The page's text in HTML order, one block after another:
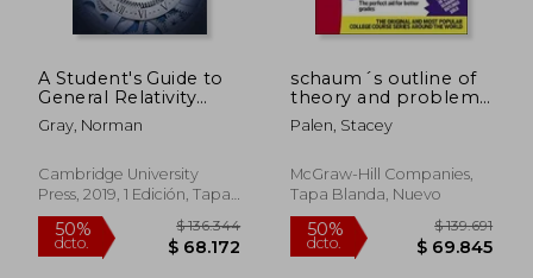
A Student's Guide to
General Relativity
(Student's Guides) (en
Inglés)
Gray, Norman
Cambridge University
Press, 2019, 1 Edición, Tapa
Blanda, Nuevo
schaum´s outline of
theory and problems
of astronomy (en
Inglés)
Palen, Stacey
McGraw-Hill Companies,
Tapa Blanda, Nuevo